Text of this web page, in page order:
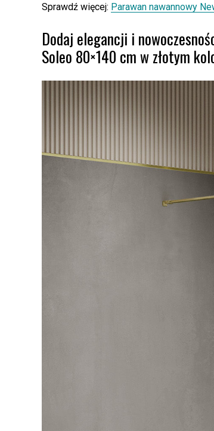
Sprawdź więcej: Parawan nawannowy
Dodaj elegancji i
Soleo 80×140 cm w złotym